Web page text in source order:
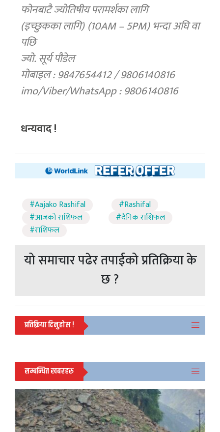
फोनबाटै ज्योतिषीय परामर्शका लागि
(इच्छुकका लागि) (10AM – 5PM) भन्दा अघि वा
पछि
ज्यो. सूर्य पौडेल
मोबाइल : 9847654412 / 9806140816
imo/Viber/WhatsApp : 9806140816
धन्यवाद !
#Aajako Rashifal
#Rashifal
#आजको राशिफल
#दैनिक राशिफल
#राशिफल
यो समाचार पढेर तपाईको प्रतिक्रिया के
छ ?
प्रतिक्रिया दिनुहोस !
सम्बन्धित खबरहरु